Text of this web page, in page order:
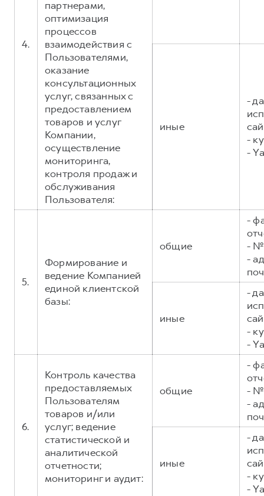
4.
партнерами,
оптимизация
процессов
взаимодействия с
Пользователями,
оказание
консультационных
услуг, связанных с
предоставлением
товаров и услуг
Компании,
осуществление
мониторинга,
контроля продаж и
обслуживания
Пользователя:
иные
-
-
-
5.
Формирование и
ведение Компанией
единой клиентской
базы:
общие
-
- №
-
иные
-
-
-
6.
Контроль качества
предоставляемых
Пользователям
товаров и/или
услуг; ведение
статистической и
аналитической
отчетности;
мониторинг и аудит:
общие
-
- №
-
иные
-
-
-